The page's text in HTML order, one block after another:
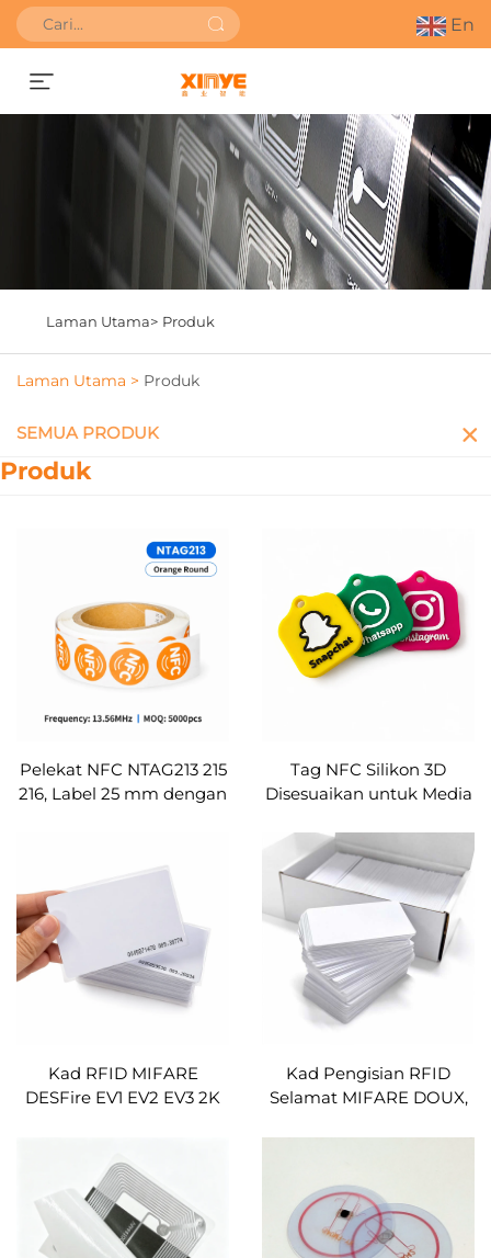
En
Dapatkan Sebut Harga
Laman Utama> Produk
Laman Utama > Produk
SEMUA PRODUK
Produk
Pelekat NFC NTAG213 215
216, Label 25 mm dengan
ISO14443A untuk Segel
Jaminan, RFID Etichetta
Pegatina Custom
Tag NFC Silikon 3D
Disesuaikan untuk Media
dengan Logo yang
Dicetak, Ulasan Google,
Instagram, TikTok, Etiket
Kad RFID MIFARE
DESFire EV1 EV2 EV3 2K
Dakwa, Logo Disuai,
Nombor dan Kod Baris
Pintar RFID NFC
Kad Pengisian RFID
Selamat MIFARE DOUX,